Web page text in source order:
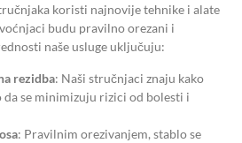
koristi najnovije tehnike i alate
budu pravilno orezani i
naše usluge uključuju:
rezidba: Naši stručnjaci znaju kako
da se minimizuju rizici od bolesti i
: Pravilnim orezivanjem, stablo se